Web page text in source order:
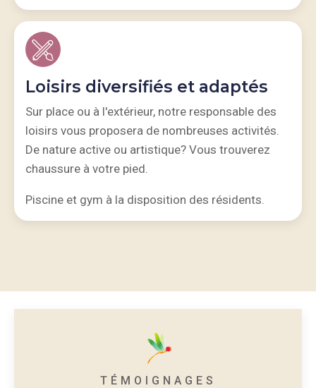
Loisirs diversifiés et adaptés
Sur place ou à l'extérieur, notre responsable des
loisirs vous proposera de nombreuses activités.
De nature active ou artistique? Vous trouverez
chaussure à votre pied.
Piscine et gym à la disposition des résidents.
TÉMOIGNAGES